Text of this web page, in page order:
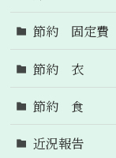
節約 固定費
節約 衣
節約 食
近況報告